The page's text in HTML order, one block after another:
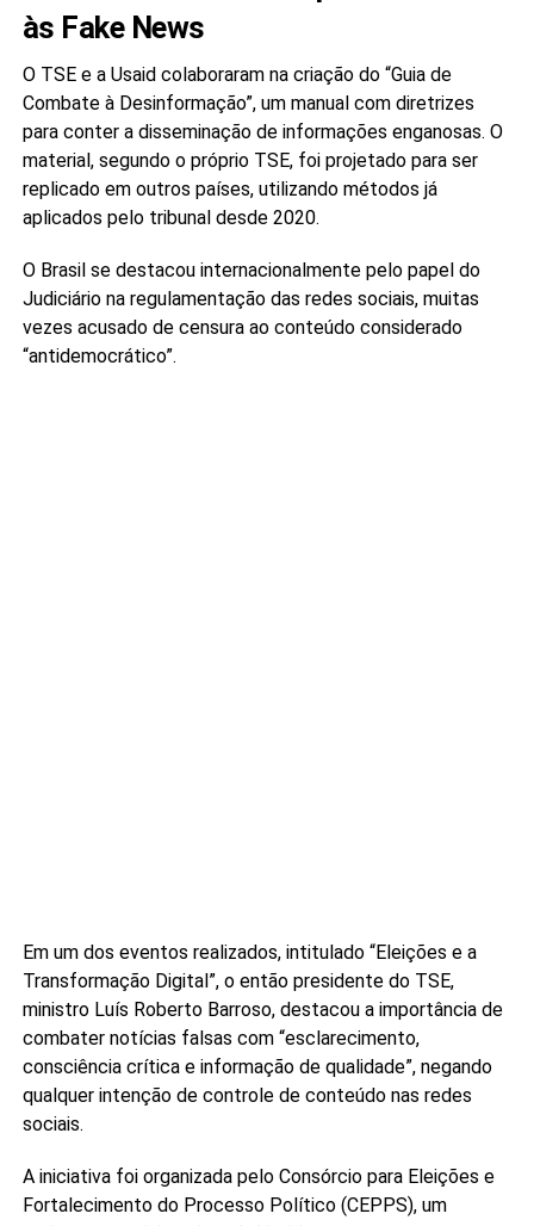
às Fake News
O TSE e a Usaid colaboraram na criação do “Guia de
Combate à Desinformação”, um manual com diretrizes
para conter a disseminação de informações enganosas. O
material, segundo o próprio TSE, foi projetado para ser
replicado em outros países, utilizando métodos já
aplicados pelo tribunal desde 2020.
O Brasil se destacou internacionalmente pelo papel do
Judiciário na regulamentação das redes sociais, muitas
vezes acusado de censura ao conteúdo considerado
“antidemocrático”.
Em um dos eventos realizados, intitulado “Eleições e a
Transformação Digital”, o então presidente do TSE,
ministro Luís Roberto Barroso, destacou a importância de
combater notícias falsas com “esclarecimento,
consciência crítica e informação de qualidade”, negando
qualquer intenção de controle de conteúdo nas redes
sociais.
A iniciativa foi organizada pelo Consórcio para Eleições e
Fortalecimento do Processo Político (CEPPS), um